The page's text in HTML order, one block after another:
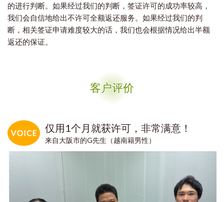
的进行判断。如果经过我们的判断，签证许可的成功率较高，
我们会自信地给出不许可全额返还服务。如果经过我们的判
断，相关签证申请难度较大的话，我们也会根据情况给出半额
返还的保证。
客户评价
仅用1个月就获许可，非常满意！
来自大阪市的G先生（越南籍男性）